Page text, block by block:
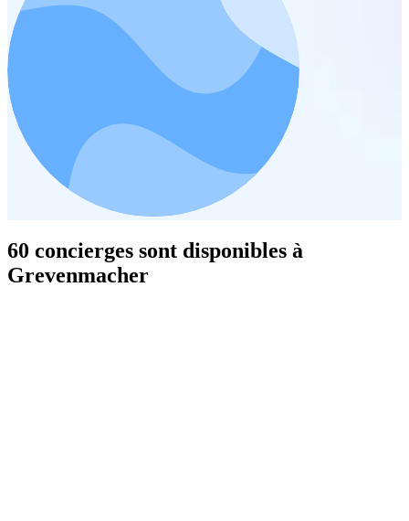
60 concierges sont disponibles à
Grevenmacher